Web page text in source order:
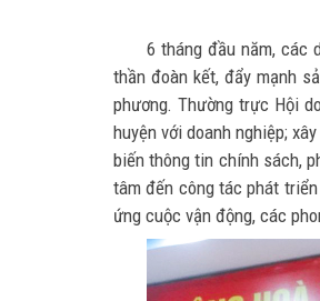
6 tháng đầu năm, các
thần đoàn kết, đẩy mạnh
phương. Thường trực Hội
huyện với doanh nghiệp;
biến thông tin chính sách,
tâm đến công tác phát
ứng cuộc vận động, các